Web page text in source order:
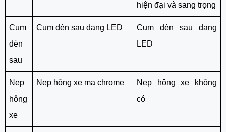
hiện đại và sang trọng
Cụm
đèn
sau
Cụm đèn sau dạng LED
Cụm đèn sau dạng
LED
Nẹp
hông
xe
Nẹp hông xe mạ chrome
Nẹp hông xe không
có